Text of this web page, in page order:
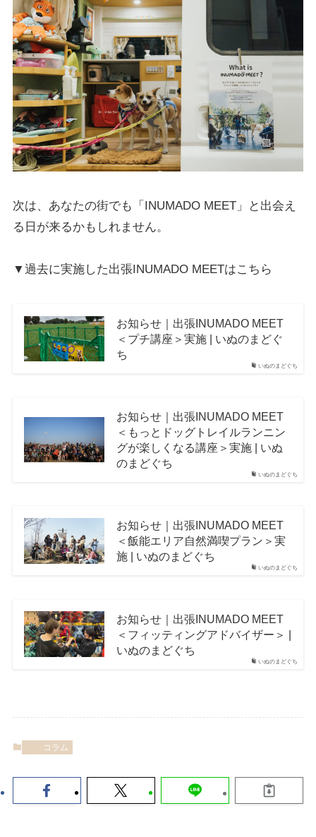
次は、あなたの街でも「INUMADO MEET」と出会え
る日が来るかもしれません。
▼過去に実施した出張INUMADO MEETはこちら
いぬのまどぐち
お知らせ｜出張INUMADO MEET
＜プチ講座＞実施 | いぬのまどぐ
ち
いぬのまどぐち
お知らせ｜出張INUMADO MEET
＜もっとドッグトレイルランニン
グが楽しくなる講座＞実施 | いぬ
のまどぐち
いぬのまどぐち
お知らせ｜出張INUMADO MEET
＜飯能エリア自然満喫プラン＞実
施 | いぬのまどぐち
いぬのまどぐち
お知らせ｜出張INUMADO MEET
＜フィッティングアドバイザー＞ |
いぬのまどぐち
コラム